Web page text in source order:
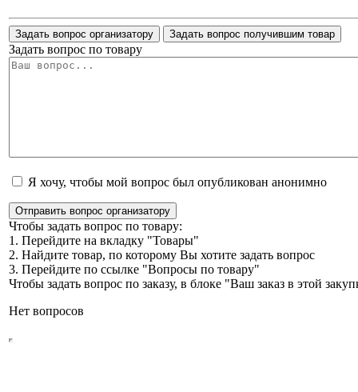
Задать вопрос организатору Задать вопрос получившим товар
Задать вопрос по товару
Я хочу, чтобы мой вопрос был опубликован анонимно
Отправить вопрос организатору
Чтобы задать вопрос по товару:
1. Перейдите на вкладку "Товары"
2. Найдите товар, по которому Вы хотите задать вопрос
3. Перейдите по ссылке "Вопросы по товару"
Чтобы задать вопрос по заказу, в блоке "Ваш заказ в этой
Нет вопросов